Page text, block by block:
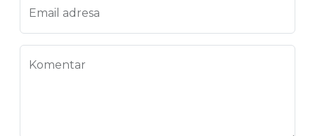
Email adresa
Komentar